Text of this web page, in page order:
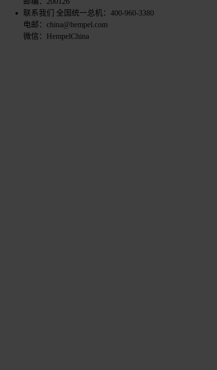
联系我们
全国统一总机：400-960-3380
电邮：china@hempel.com
微信：HempelChina